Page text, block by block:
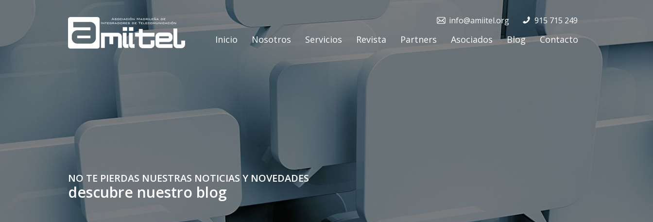
915 715 249
info@amiitel.org
Inicio Nosotros Servicios Revista Partners Asociados Blog Contacto
NO TE PIERDAS NUESTRAS NOTICIAS Y NOVEDADES
descubre nuestro blog